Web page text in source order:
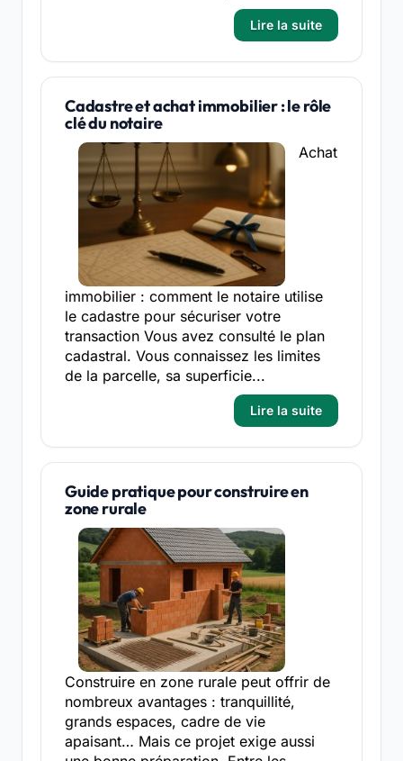
Lire la suite
Cadastre et achat immobilier : le rôle
clé du notaire
Achat
immobilier : comment le notaire utilise
le cadastre pour sécuriser votre
transaction Vous avez consulté le plan
cadastral. Vous connaissez les limites
de la parcelle, sa superficie...
Lire la suite
Guide pratique pour construire en
zone rurale
Construire en zone rurale peut offrir de
nombreux avantages : tranquillité,
grands espaces, cadre de vie
apaisant… Mais ce projet exige aussi